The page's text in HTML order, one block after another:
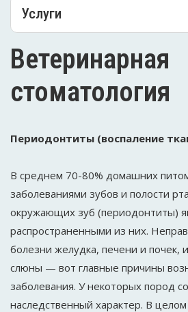
Услуги
Ветеринарная
стоматология
Периодонтиты (воспаление
В среднем 70-80% домашних
заболеваниями зубов и полости
окружающих зуб (периодонтиты)
распространенными из них.
болезни желудка, печени и почек,
слюны — вот главные причины
заболевания. У некоторых пород
наследственный характер. В